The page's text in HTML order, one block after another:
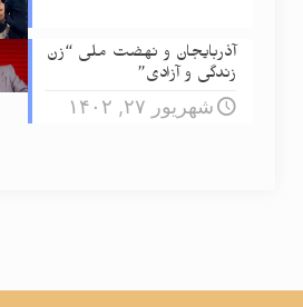
آذربایجان و نهضت ملی “زن
زندگی و آزادی”
شهریور ۲۷, ۱۴۰۲